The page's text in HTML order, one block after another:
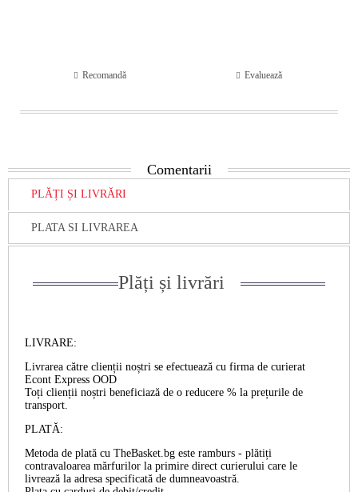
Recomandă Evaluează
Comentarii
PLĂȚI ȘI LIVRĂRI
PLATA SI LIVRAREA
Plăți și livrări
LIVRARE:
Livrarea către clienții noștri se efectuează cu firma de curierat
Econt Express OOD
Toți clienții noștri beneficiază de o reducere % la prețurile de
transport.
PLATĂ:
Metoda de plată cu TheBasket.bg este ramburs - plătiți
contravaloarea mărfurilor la primire direct curierului care le
livrează la adresa specificată de dumneavoastră.